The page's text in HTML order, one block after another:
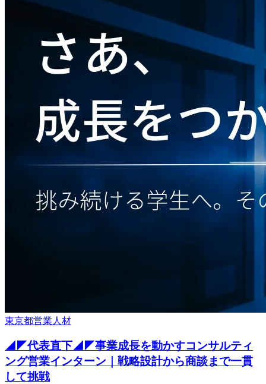
東京都営業 人材
◢◤代表直下◢◤事業成長を動かすコンサルティ
ング営業インターン｜戦略設計から商談まで一貫
して挑戦